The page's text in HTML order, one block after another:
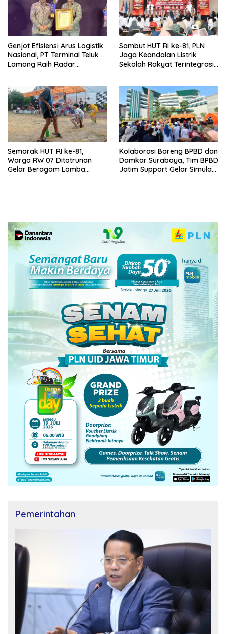
Genjot Efisiensi Arus Logistik
Nasional, PT Terminal Teluk
Lamong Raih Radar
Sambut HUT RI ke-81, PLN
Jaga Keandalan Listrik
Sekolah Rakyat Terintegrasi 1
Semarak HUT RI ke-81,
Warga RW 07 Ditotrunan
Gelar Beragam Lomba
Kolaborasi Bareng BPBD dan
Damkar Surabaya, Tim BPBD
Jatim Support Gelar Simulasi
Pemerintahan